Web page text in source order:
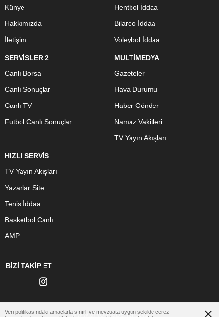
Künye
Hakkımızda
İletişim
Hentbol İddaa
Bilardo İddaa
Voleybol İddaa
SERVİSLER 2
Canlı Borsa
Canlı Sonuçlar
Canlı TV
Futbol Canlı Sonuçlar
MULTİMEDYA
Gazeteler
Hava Durumu
Haber Gönder
Namaz Vakitleri
TV Yayın Akışları
HIZLI SERVİS
TV Yayın Akışları
Yazarlar Site
Tenis İddaa
Basketbol Canlı
AMP
BİZİ TAKİP ET
www.afyonhaberleri.xyz
Veri politikasındaki amaçlarla sınırlı ve mevzuata uygun şekilde çerez